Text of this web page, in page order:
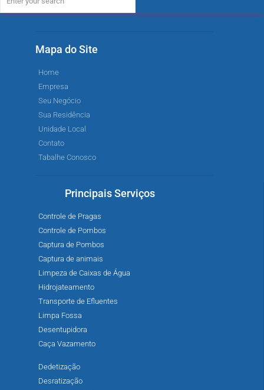
Mapa do Site
Home
Empresa
Seu Negócio
Sua Residência
Unidade Local
Contato
Tabalhe Conosco
Principais Serviços
Controle de Pragas
Controle de Pombos
Captura de Pombos
Captura de animais
Limpeza de Caixas de Água
Hidrojateamento
Transporte de Efluentes
Limpa Fossa
Desentupidora
Caça Vazamento
Dedetização
Desratização